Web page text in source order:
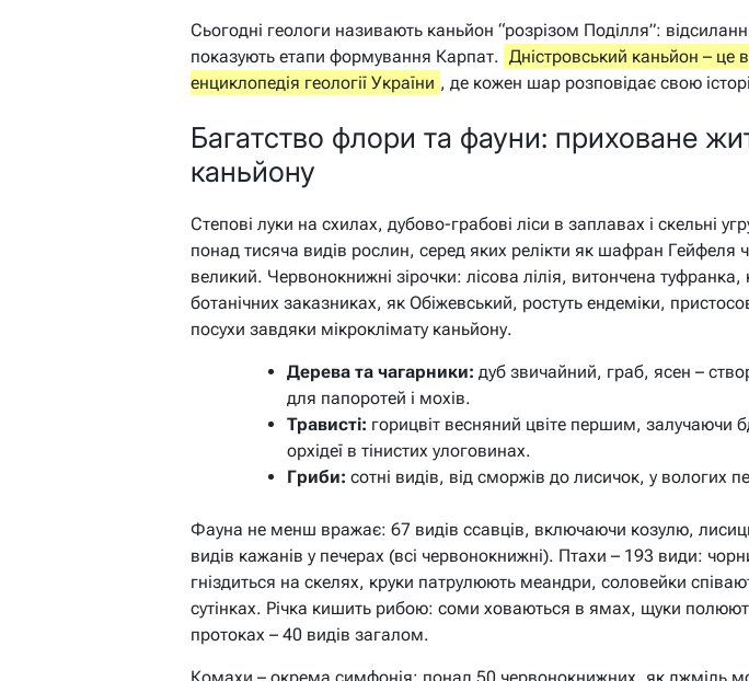
Сьогодні геологи називають каньйон “розрізом Поділля”:
показують етапи формування Карпат. Дністровський каньйон – це
енциклопедія геології України , де кожен шар розповідає свою
Багатство флори та фауни: приховане
каньйону
Степові луки на схилах, дубово-грабові ліси в заплавах і скельні
понад тисяча видів рослин, серед яких релікти як шафран Гейфеля
великий. Червонокнижні зірочки: лісова лілія, витончена
ботанічних заказниках, як Обіжевський, ростуть ендеміки,
посухи завдяки мікроклімату каньйону.
Дерева та чагарники: дуб звичайний, граб, ясен –
для папоротей і мохів.
Трависті: горицвіт весняний цвіте першим, залучаючи
орхідеї в тінистих улоговинах.
Гриби: сотні видів, від сморжів до лисичок, у вологих
Фауна не менш вражає: 67 видів ссавців, включаючи козулю,
видів кажанів у печерах (всі червонокнижні). Птахи – 193 види:
гніздиться на скелях, круки патрулюють меандри, соловейки
сутінках. Річка кишить рибою: соми ховаються в ямах, щуки
протоках – 40 видів загалом.